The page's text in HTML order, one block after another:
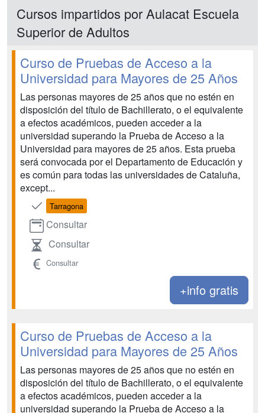
Cursos impartidos por Aulacat Escuela
Superior de Adultos
Curso de Pruebas de Acceso a la
Universidad para Mayores de 25 Años
Las personas mayores de 25 años que no estén en
disposición del título de Bachillerato, o el equivalente
a efectos académicos, pueden acceder a la
universidad superando la Prueba de Acceso a la
Universidad para mayores de 25 años. Esta prueba
será convocada por el Departamento de Educación y
es común para todas las universidades de Cataluña,
except...
Tarragona
Consultar
Consultar
Consultar
+info gratis
Curso de Pruebas de Acceso a la
Universidad para Mayores de 25 Años
Las personas mayores de 25 años que no estén en
disposición del título de Bachillerato, o el equivalente
a efectos académicos, pueden acceder a la
universidad superando la Prueba de Acceso a la